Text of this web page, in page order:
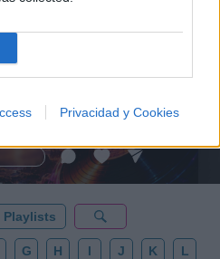
Privacidad y Cookies
Ver las Estrellas:
Rock 🎸✨
atmósferas cósmicas para
🪐🎸 Desconecta, mira
noche estrellada!
Playlists
G H I J K L